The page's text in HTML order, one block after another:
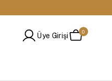
Üye Girişi 0